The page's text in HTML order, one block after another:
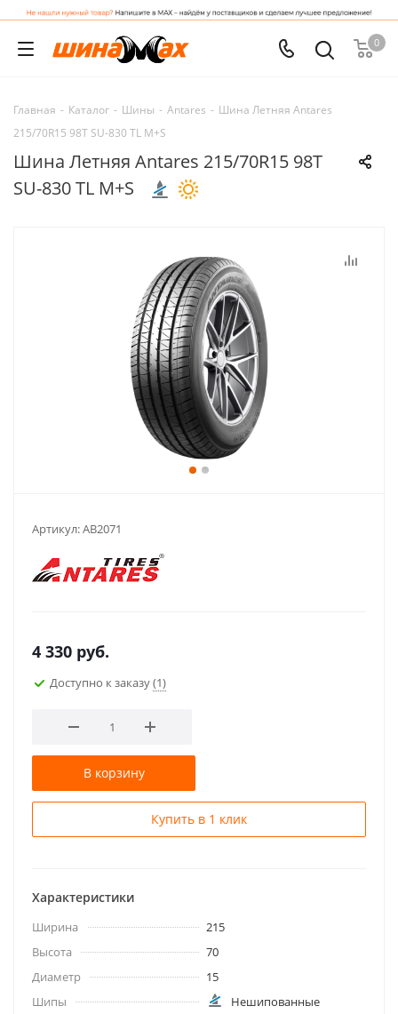
0
Главная - Каталог - Шины - Antares - Шина Летняя Antares
215/70R15 98T SU-830 TL M+S
Шина Летняя Antares 215/70R15 98T
SU-830 TL M+S
Артикул:AB2071
4 330 руб.
Доступно к заказу(1)
В корзину
Купить в 1 клик
Характеристики
Ширина
215
Высота
70
Диаметр
15
Шипы
Нешипованные